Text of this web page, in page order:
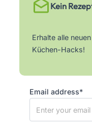
Kein
Erhalte alle
Küchen-Hacks!
Email address*